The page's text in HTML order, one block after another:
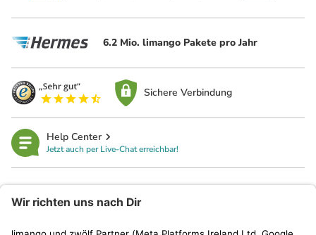
6.2 Mio. limango Pakete pro Jahr
Sichere Verbindung
Help Center
Jetzt auch per Live-Chat erreichbar!